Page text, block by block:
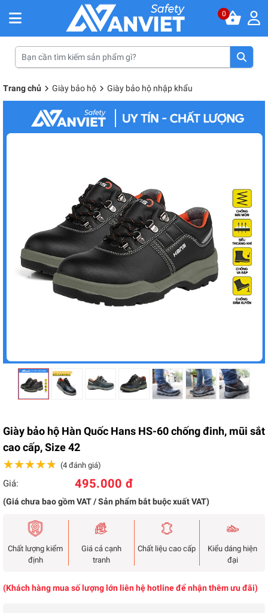
0
Trang chủ Giày bảo hộ Giày bảo hộ nhập khẩu
Giày bảo hộ Hàn Quốc Hans HS-60 chống đinh, mũi sắt
cao cấp, Size 42
★★★★★
★★★★★ (4 đánh giá)
Giá: 495.000 đ
(Giá chưa bao gồm VAT / Sản phẩm bắt buộc xuất VAT)
Chất lượng kiểm
định
Giá cả cạnh
tranh
Chất liệu cao cấp
Kiểu dáng hiện
đại
(Khách hàng mua số lượng lớn liên hệ hotline để nhận thêm ưu đãi)